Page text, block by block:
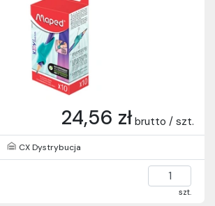
24,56 zł brutto / szt.
CX Dystrybucja
szt.